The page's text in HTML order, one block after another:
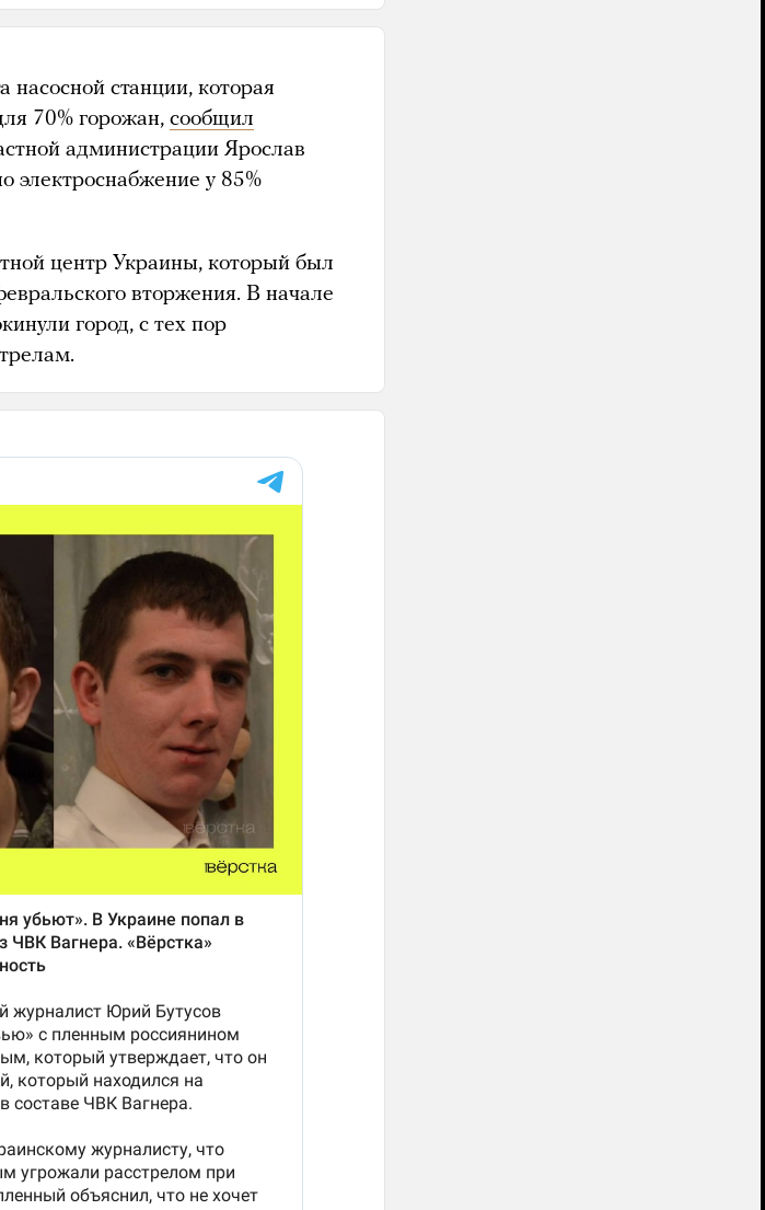
насосной станции, которая
70% горожан, сообщил
администрации Ярослав
электроснабжение у 85%
центр Украины, который был
вторжения. В начале
город, с тех пор